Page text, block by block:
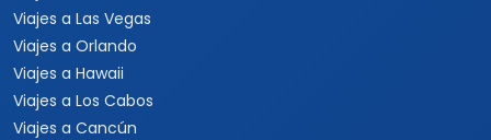
Viajes a Las Vegas
Viajes a Orlando
Viajes a Hawaii
Viajes a Los Cabos
Viajes a Cancún